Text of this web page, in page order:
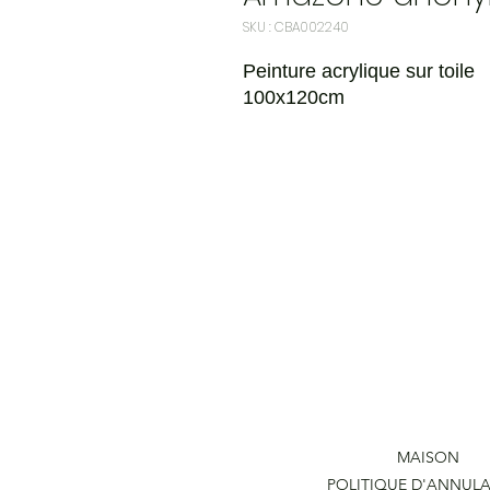
SKU : CBA002240
Peinture acrylique sur toile
100x120cm
MAISON
POLITIQUE